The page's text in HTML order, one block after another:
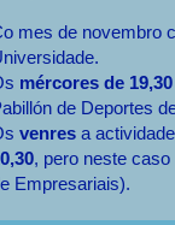
mes de novembro
mércores de
de Deportes
venres a
, pero neste
Empresariais).